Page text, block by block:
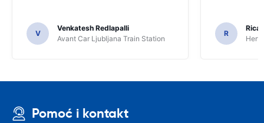
V
Venkatesh Redlapalli
Avant Car Ljubljana Train Station
R
Pomoć i kontakt